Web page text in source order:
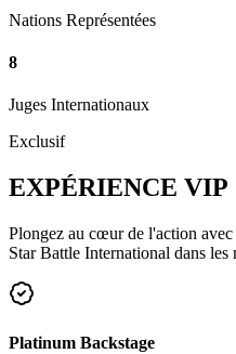
Nations Représentées
8
Juges Internationaux
Exclusif
EXPÉRIENCE VIP
Plongez au cœur de l'action
Star Battle International dans
Platinum Backstage